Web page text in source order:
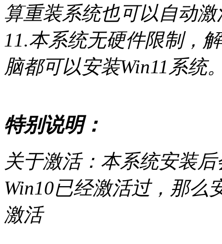
算重装系统也可以自动激
11.本系统无硬件限制，
脑都可以安装Win11系统
特别说明：
关于激活：本系统安装
Win10已经激活过，那么
激活